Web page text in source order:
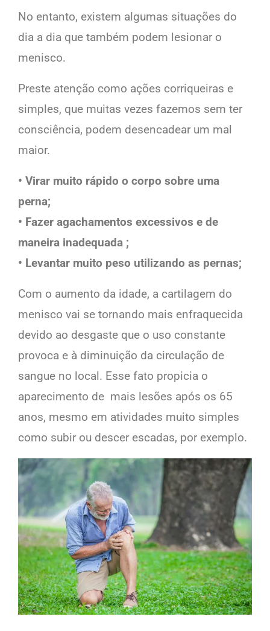
No entanto, existem algumas situações do
dia a dia que também podem lesionar o
menisco.
Preste atenção como ações corriqueiras e
simples, que muitas vezes fazemos sem ter
consciência, podem desencadear um mal
maior.
• Virar muito rápido o corpo sobre uma
perna;
• Fazer agachamentos excessivos e de
maneira inadequada ;
• Levantar muito peso utilizando as pernas;
Com o aumento da idade, a cartilagem do
menisco vai se tornando mais enfraquecida
devido ao desgaste que o uso constante
provoca e à diminuição da circulação de
sangue no local. Esse fato propicia o
aparecimento de mais lesões após os 65
anos, mesmo em atividades muito simples
como subir ou descer escadas, por exemplo.